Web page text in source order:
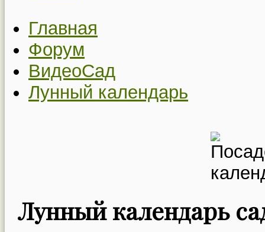
Главная
Форум
ВидеоСад
Лунный календарь
Лунный календарь